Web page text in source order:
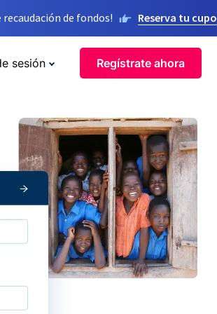
de fondos! Reserva tu cupo
sesión Regístrate ahora